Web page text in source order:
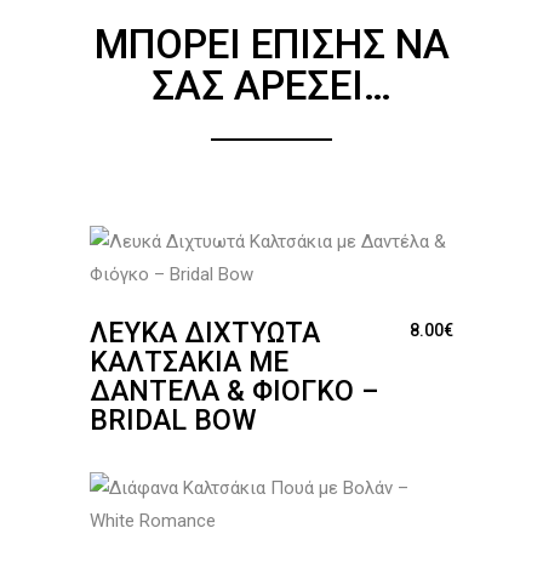
ΜΠΟΡΕΊ ΕΠΊΣΗΣ ΝΑ
ΣΑΣ ΑΡΈΣΕΙ…
ΛΕΥΚΆ ΔΙΧΤΥΩΤΆ
ΚΑΛΤΣΆΚΙΑ ΜΕ
ΔΑΝΤΈΛΑ & ΦΙΌΓΚΟ –
BRIDAL BOW
8.00€